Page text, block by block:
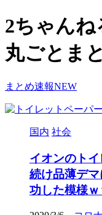
2ちゃん
丸ごとま
まとめ速報NEW
国内 社会
イオンのト
続け品薄デ
功した模様